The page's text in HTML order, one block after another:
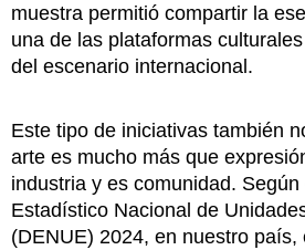
muestra permitió compartir la
una de las plataformas
del escenario internacional.
Este tipo de iniciativas también
arte es mucho más que
industria y es comunidad.
Estadístico Nacional de
(DENUE) 2024, en nuestro país,